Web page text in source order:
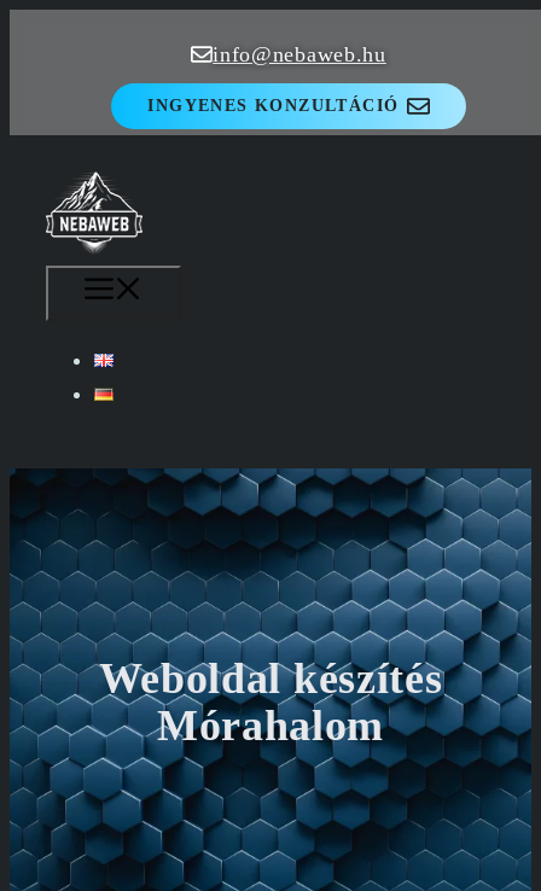
info@nebaweb.hu
INGYENES KONZULTÁCIÓ
Weboldal készítés
Mórahalom